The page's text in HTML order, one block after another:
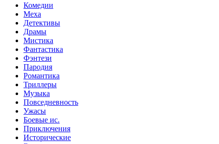
Комедии
Меха
Детективы
Драмы
Мистика
Фантастика
Фэнтези
Пародия
Романтика
Триллеры
Музыка
Повседневность
Ужасы
Боевые ис.
Приключения
Исторические